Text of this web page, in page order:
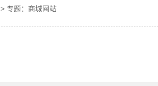
> 专题：商城网站